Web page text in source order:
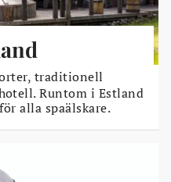
traditionell
Runtom i Estland
alla spaälskare.